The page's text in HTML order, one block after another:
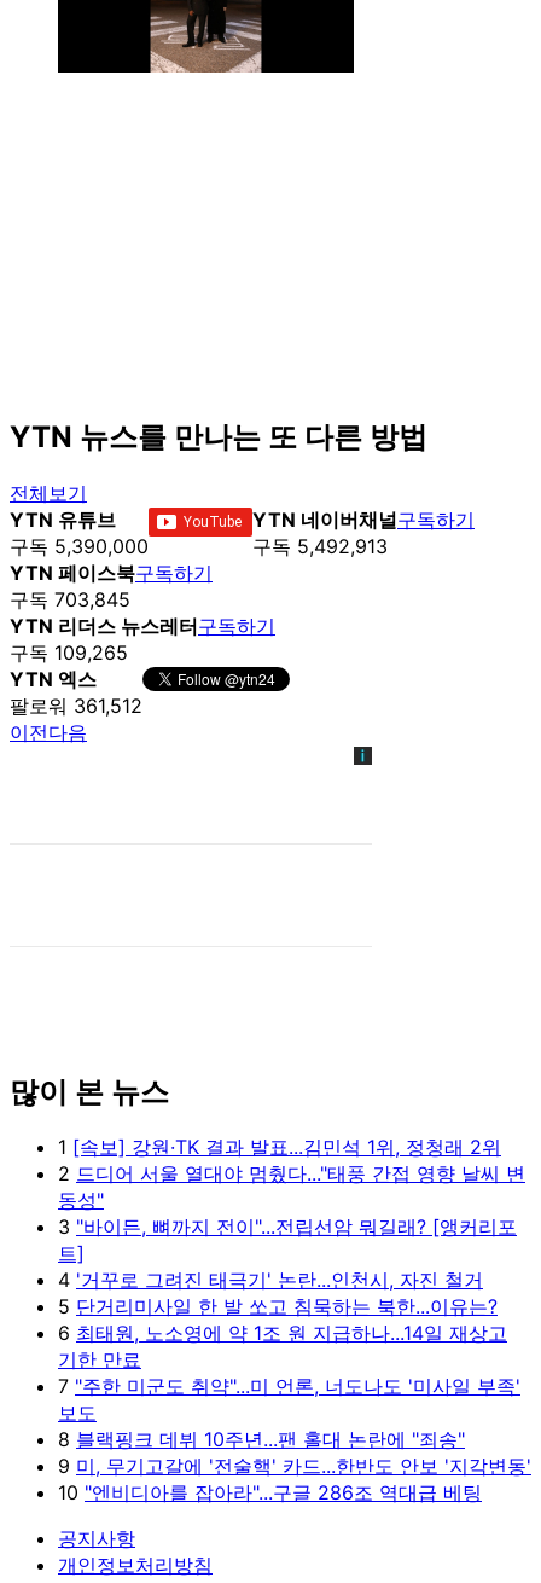
YTN 뉴스를 만나는 또 다른 방법
전체보기
YTN 유튜브
구독 5,390,000
YTN 네이버채널
구독 5,492,913
구독하기
YTN 페이스북
구독 703,845
구독하기
YTN 리더스 뉴스레터
구독 109,265
구독하기
YTN 엑스
팔로워 361,512
이전다음
많이 본 뉴스
1 [속보] 강원·TK 결과 발표...김민석 1위, 정청래 2위
2 드디어 서울 열대야 멈췄다..."태풍 간접 영향 날씨 변
동성"
3 "바이든, 뼈까지 전이"...전립선암 뭐길래? [앵커리포
트]
4 '거꾸로 그려진 태극기' 논란...인천시, 자진 철거
5 단거리미사일 한 발 쏘고 침묵하는 북한...이유는?
6 최태원, 노소영에 약 1조 원 지급하나...14일 재상고
기한 만료
7 "주한 미군도 취약"...미 언론, 너도나도 '미사일 부족'
보도
8 블랙핑크 데뷔 10주년...팬 홀대 논란에 "죄송"
9 미, 무기고갈에 '전술핵' 카드...한반도 안보 '지각변동'
10 "엔비디아를 잡아라"...구글 286조 역대급 베팅
공지사항
개인정보처리방침